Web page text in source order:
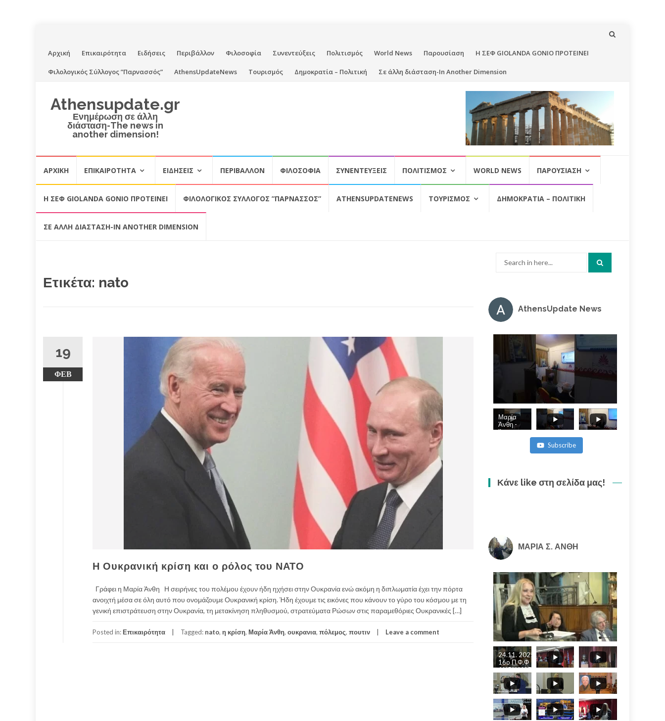
Skip
to
Αρχική Επικαιρότητα Ειδήσεις Περιβάλλον Φιλοσοφία Συνεντεύξεις Πολιτισμός World News Παρουσίαση Η ΣΕΦ GIOLANDA GONIO ΠΡΟΤΕΙΝΕΙ
Φιλολογικός Σύλλογος ”Παρνασσός” AthensUpdateNews Τουρισμός Δημοκρατία – Πολιτική Σε άλλη διάσταση-In Another Dimension
Athensupdate.gr
Ενημέρωση σε άλλη
διάσταση-The news in
another dimension!
content
ΑΡΧΙΚΉ ΕΠΙΚΑΙΡΌΤΗΤΑ ΕΙΔΉΣΕΙΣ ΠΕΡΙΒΆΛΛΟΝ ΦΙΛΟΣΟΦΊΑ ΣΥΝΕΝΤΕΎΞΕΙΣ ΠΟΛΙΤΙΣΜΌΣ WORLD NEWS ΠΑΡΟΥΣΊΑΣΗ
Η ΣΕΦ GIOLANDA GONIO ΠΡΟΤΕΙΝΕΙ ΦΙΛΟΛΟΓΙΚΌΣ ΣΎΛΛΟΓΟΣ ”ΠΑΡΝΑΣΣΌΣ” ATHENSUPDATENEWS ΤΟΥΡΙΣΜΌΣ ΔΗΜΟΚΡΑΤΊΑ – ΠΟΛΙΤΙΚΉ
ΣΕ ΆΛΛΗ ΔΙΆΣΤΑΣΗ-IN ANOTHER DIMENSION
Ετικέτα: nato
19
ΦΕΒ
Η Ουκρανική κρίση και ο ρόλος του ΝΑΤΟ
Γράφει η Μαρία Άνθη Η σειρήνες του πολέμου έχουν ήδη ηχήσει στην Ουκρανία ενώ ακόμη η διπλωματία έχει την πόρτα
ανοιχτή μέσα σε όλη αυτό που ονομάζουμε Ουκρανική κρίση. Ήδη έχουμε τις εικόνες που κάνουν το γύρο του κόσμου με τη
γενική επιστράτευση στην Ουκρανία, τη μετακίνηση πληθυσμού, στρατεύματα Ρώσων στις παραμεθόριες Ουκρανικές […]
Posted in: Επικαιρότητα Tagged: nato, η κρίση, Μαρία Άνθη, ουκρανια, πόλεμος, πουτιν Leave a comment
AthensUpdate News
Μαρία
Άνθη -
Άπωση, η
Subscribe
Κάνε like στη σελίδα μας!
ΜΑΡΙΑ Σ. ΑΝΘΗ
24.11. 2025
16o Π.Φ.Φ
ΑΝΘΗ ΜΑΡΙΑ -
ANTHI MARIA
WORLD
PHILOSOFICAL
FORUM.